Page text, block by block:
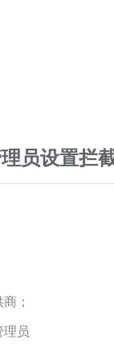
员设置拦
；
理员